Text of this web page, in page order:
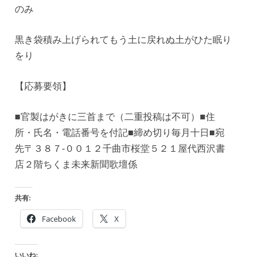
のみ
黒き袋積み上げられてもう土に戻れぬ土がひた眠り
をり
【応募要領】
■官製はがきに三首まで（二重投稿は不可）■住
所・氏名・電話番号を付記■締め切り毎月十日■宛
先〒３８７‐００１２千曲市桜堂５２１屋代西沢書
店２階ちくま未来新聞歌壇係
共有:
Facebook X